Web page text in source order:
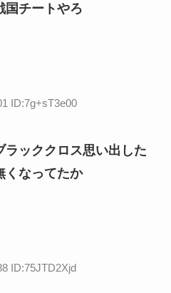
国チートやろ
ID:7g+sT3e00
ッククロス思い出した
くなってたか
ID:75JTD2Xjd